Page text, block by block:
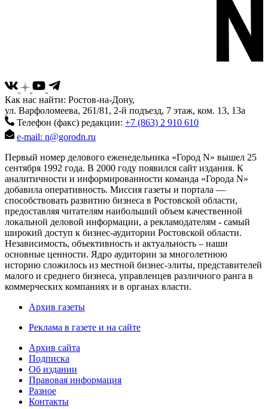
Как нас найти: Ростов-на-Дону,
ул. Варфоломеева, 261/81, 2-й подъезд, 7 этаж, ком. 13, 13а
Телефон (факс) редакции: +7 (863) 2 910 610
e-mail: n@gorodn.ru
Первый номер делового еженедельника «Город N» вышел 25
сентября 1992 года. В 2000 году появился сайт издания. К
аналитичности и информированности команда «Города N»
добавила оперативность. Миссия газеты и портала —
способствовать развитию бизнеса в Ростовской области,
предоставляя читателям наибольший объем качественной
локальной деловой информации, а рекламодателям - самый
широкий доступ к бизнес-аудитории Ростовской области.
Независимость, объективность и актуальность – наши
основные ценности. Ядро аудитории за многолетнюю
историю сложилось из местной бизнес-элиты, представителей
малого и среднего бизнеса, управленцев различного ранга в
коммерческих компаниях и в органах власти.
Архив газеты
Реклама в газете и на сайте
Архив сайта
Подписка
Об издании
Правовая информация
Разное
Контакты